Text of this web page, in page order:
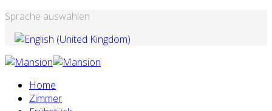
Sprache auswählen
Home
Zimmer